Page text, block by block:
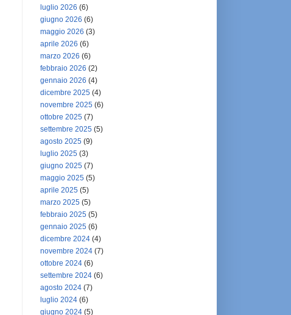
luglio 2026 (6)
giugno 2026 (6)
maggio 2026 (3)
aprile 2026 (6)
marzo 2026 (6)
febbraio 2026 (2)
gennaio 2026 (4)
dicembre 2025 (4)
novembre 2025 (6)
ottobre 2025 (7)
settembre 2025 (5)
agosto 2025 (9)
luglio 2025 (3)
giugno 2025 (7)
maggio 2025 (5)
aprile 2025 (5)
marzo 2025 (5)
febbraio 2025 (5)
gennaio 2025 (6)
dicembre 2024 (4)
novembre 2024 (7)
ottobre 2024 (6)
settembre 2024 (6)
agosto 2024 (7)
luglio 2024 (6)
giugno 2024 (5)